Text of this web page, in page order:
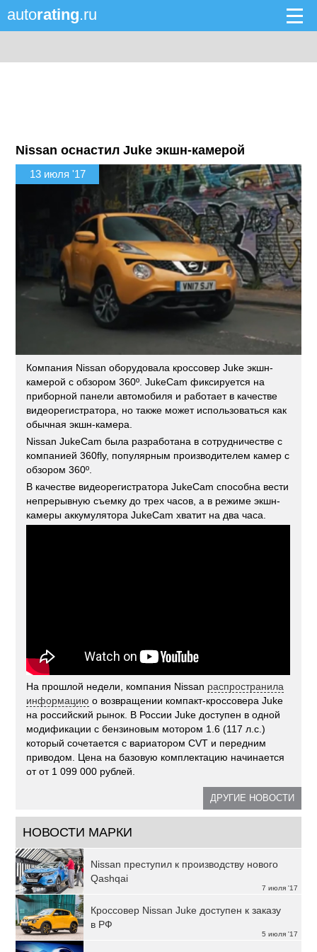
autorating.ru
Nissan оснастил Juke экшн-камерой
13 июля '17
Компания Nissan оборудовала кроссовер Juke экшн-
камерой с обзором 360º. JukeCam фиксируется на
приборной панели автомобиля и работает в качестве
видеорегистратора, но также может использоваться как
обычная экшн-камера.
Nissan JukeCam была разработана в сотрудничестве с
компанией 360fly, популярным производителем камер с
обзором 360º.
В качестве видеорегистратора JukeCam способна вести
непрерывную съемку до трех часов, а в режиме экшн-
камеры аккумулятора JukeCam хватит на два часа.
На прошлой недели, компания Nissan распространила
информацию о возвращении компакт-кроссовера Juke
на российский рынок. В России Juke доступен в одной
модификации с бензиновым мотором 1.6 (117 л.с.)
который сочетается с вариатором CVT и передним
приводом. Цена на базовую комплектацию начинается
от от 1 099 000 рублей.
ДРУГИЕ НОВОСТИ
НОВОСТИ МАРКИ
7 июля '17
Nissan преступил к производству нового
Qashqai
5 июля '17
Кроссовер Nissan Juke доступен к заказу
в РФ